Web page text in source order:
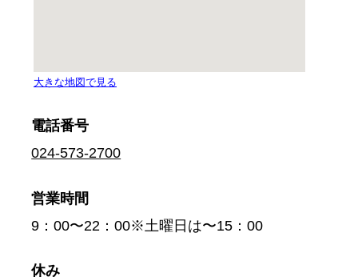
電話番号
024-573-2700
営業時間
9：00〜22：00※土曜日は〜15：00
休み